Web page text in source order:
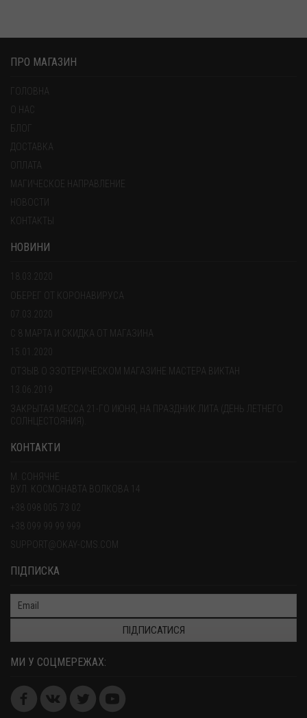
ПРО МАГАЗИН
ГОЛОВНА
О НАС
ДОСТАВКА
ОПЛАТА
МАГИЧЕСКОЕ НАПРАВЛЕНИЕ
НОВОСТИ
КОНТАКТЫ
НОВИНИ
18.03.2020
ОБЕРЕГ ОТ КОРОНАВИРУСА
07.03.2020
С 8 МАРТА И СКИДКА ОТ МАГАЗИНА
ОТЗЫВ О ЭЗОТЕРИЧЕСКОМ МАГАЗИНЕ МАСТЕРА ВИКТАН
13.06.2019
ЗАКРЫТАЯ МЕССА 21-ГО ИЮНЯ, НА ПРАЗДНИК ЛИТА (ДЕНЬ ЛЕТНЕГО
СОЛНЦЕСТОЯНИЯ).
КОНТАКТИ
М. СОНЯЧНЕ
ВУЛ. КОСМОНАВТА ВОЛКОВА 14
+38 098 005 73 02
+38 099 99 99 999
SUPPORT@OKAY-CMS.COM
ПІДПИСКА
ПІДПИСАТИСЯ
МИ У СОЦМЕРЕЖАХ: